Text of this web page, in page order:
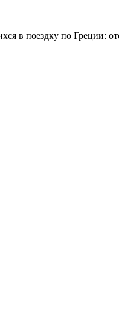
в поездку по Греции: